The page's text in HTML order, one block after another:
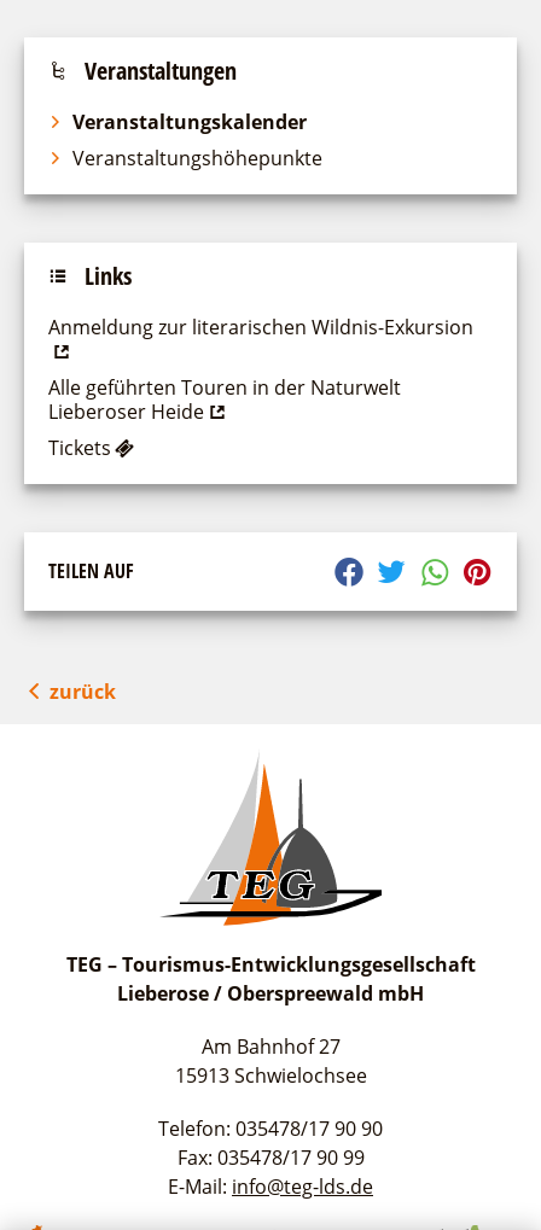
Veranstaltungen
Veranstaltungskalender
Veranstaltungshöhepunkte
Links
Anmeldung zur literarischen Wildnis-Exkursion
Alle geführten Touren in der Naturwelt
Lieberoser Heide
Tickets
TEILEN AUF
zurück
TEG – Tourismus-Entwicklungsgesellschaft
Lieberose / Oberspreewald mbH
Am Bahnhof 27
15913 Schwielochsee
Telefon: 035478/17 90 90
Fax: 035478/17 90 99
E-Mail: info@teg-lds.de